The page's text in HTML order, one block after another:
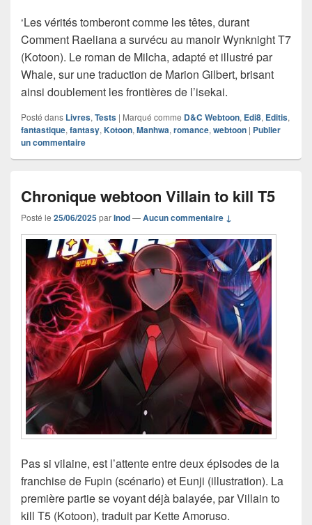
‘Les vérités tomberont comme les têtes, durant
Comment Raeliana a survécu au manoir Wynknight T7
(Kotoon). Le roman de Milcha, adapté et illustré par
Whale, sur une traduction de Marion Gilbert, brisant
ainsi doublement les frontières de l’isekai.
Posté dans Livres, Tests | Marqué comme D&C Webtoon, Edi8, Editis,
fantastique, fantasy, Kotoon, Manhwa, romance, webtoon | Publier
un commentaire
Chronique webtoon Villain to kill T5
Posté le 25/06/2025parInod—Aucun commentaire ↓
Pas si vilaine, est l’attente entre deux épisodes de la
franchise de Fupin (scénario) et Eunji (illustration). La
première partie se voyant déjà balayée, par Villain to
kill T5 (Kotoon), traduit par Kette Amoruso.